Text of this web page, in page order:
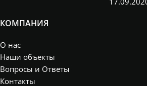
КОМПАНИЯ
О нас
Наши объекты
Вопросы и Ответы
Контакты